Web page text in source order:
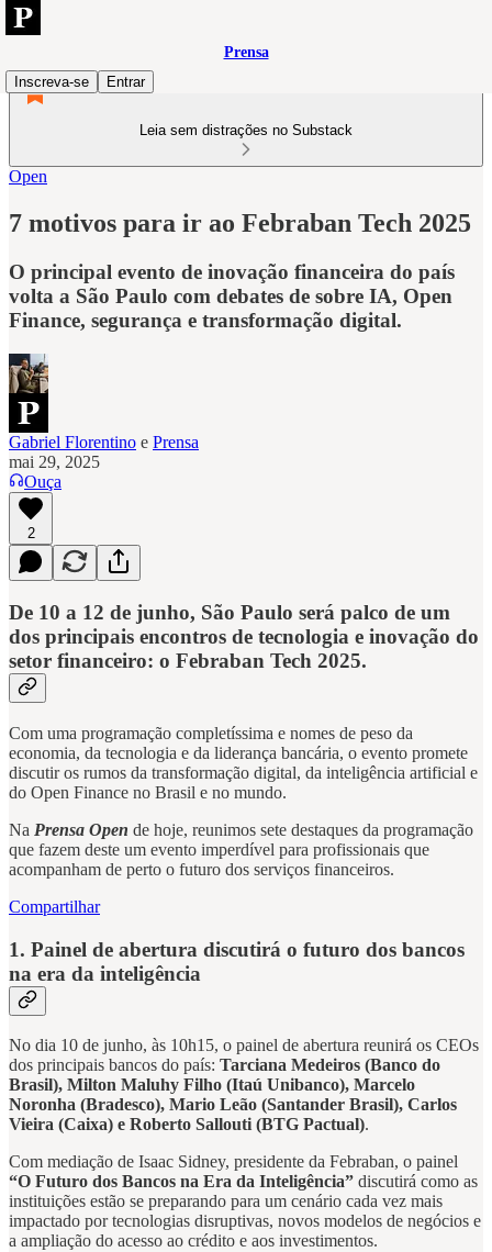
Prensa
Inscreva-se
Entrar
Leia sem distrações no Substack
Open
7 motivos para ir ao Febraban Tech 2025
O principal evento de inovação financeira do país
volta a São Paulo com debates de sobre IA, Open
Finance, segurança e transformação digital.
Gabriel Florentino e Prensa
mai 29, 2025
Ouça
2
De 10 a 12 de junho, São Paulo será palco de um
dos principais encontros de tecnologia e inovação do
setor financeiro: o Febraban Tech 2025.
Com uma programação completíssima e nomes de peso da
economia, da tecnologia e da liderança bancária, o evento promete
discutir os rumos da transformação digital, da inteligência artificial e
do Open Finance no Brasil e no mundo.
Na Prensa Open de hoje, reunimos sete destaques da programação
que fazem deste um evento imperdível para profissionais que
acompanham de perto o futuro dos serviços financeiros.
Compartilhar
1. Painel de abertura discutirá o futuro dos bancos
na era da inteligência
No dia 10 de junho, às 10h15, o painel de abertura reunirá os CEOs
dos principais bancos do país: Tarciana Medeiros (Banco do
Brasil), Milton Maluhy Filho (Itaú Unibanco), Marcelo
Noronha (Bradesco), Mario Leão (Santander Brasil), Carlos
Vieira (Caixa) e Roberto Sallouti (BTG Pactual).
Com mediação de Isaac Sidney, presidente da Febraban, o painel
“O Futuro dos Bancos na Era da Inteligência” discutirá como as
instituições estão se preparando para um cenário cada vez mais
impactado por tecnologias disruptivas, novos modelos de negócios e
a ampliação do acesso ao crédito e aos investimentos.